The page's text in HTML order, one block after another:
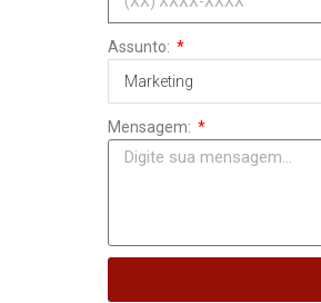
Assunto:
Marketing
Mensagem: